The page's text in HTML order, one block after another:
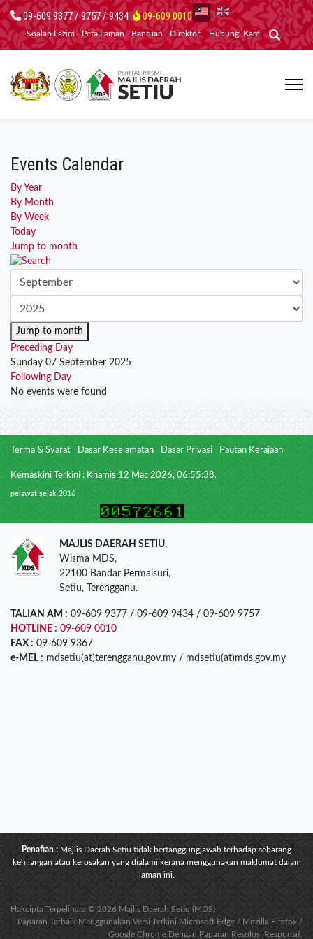
09-609 9377 / 9757 / 9434 09-609 0010
Soalan Lazim Peta Laman Bantuan Direktori Hubungi Kami
Events Calendar
By Year
By Month
By Week
Today
Jump to month
Jump to month
Preceding Day
Sunday 07 September 2025
Following Day
No events were found
Terma & Syarat Dasar Keselamatan Dasar Privasi Pautan Kerajaan
Kemaskini Terkini : Khamis 12 Mac 2026, 06:55:38.
pelawat sejak 2016
MAJLIS DAERAH SETIU,
Wisma MDS,
22100 Bandar Permaisuri,
Setiu, Terengganu.
TALIAN AM : 09-609 9377 / 09-609 9434 / 09-609 9757
HOTLINE : 09-609 0010
FAX : 09-609 9367
e-MEL : mdsetiu(at)terengganu.gov.my / mdsetiu(at)mds.gov.my
Penafian : Majlis Daerah Setiu tidak bertanggungjawab terhadap sebarang
kehilangan atau kerosakan yang dialami kerana menggunakan maklumat dalam
laman ini.
Hakcipta Terpelihara © 2026 Majlis Daerah Setiu (MDS)
Paparan Terbaik Menggunakan Versi Terkini Microsoft Edge / Mozilla Firefox /
Google Chrome Dengan Paparan Resolusi Responsif.